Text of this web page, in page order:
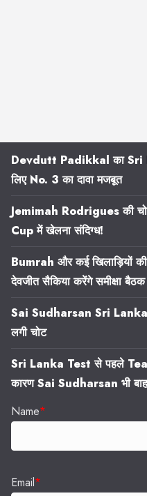
Devdutt Padikkal का
लिए No. 3 का दावा मजबूत
Jemimah Rodrigues की
Cup में खेलना संदिग्ध!
Bumrah और कई खिलाड़ियों
देवजीत सैकिया करेंगे समीक्षा बैठक
Sai Sudharsan Sri Lanka
लगी चोट
Sri Lanka Test से पहले
कारण Sai Sudharsan भी
Name*
Email*